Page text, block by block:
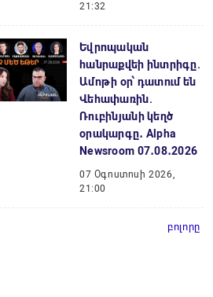
21:32
Եվրոպական
հանրաքվեի ինտրիգը.
Ամոթի օր՝ դատում են
Վեհափառին.
Ռուբինյանի կեղծ
օրակարգը․ Alpha
Newsroom 07․08․2026
07 Օգոստոսի 2026,
21:00
բոլորը